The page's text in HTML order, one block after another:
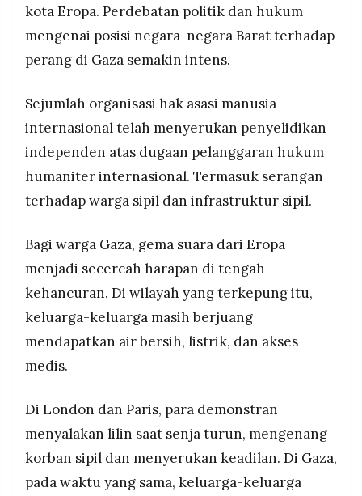
kota Eropa. Perdebatan politik dan hukum
mengenai posisi negara-negara Barat terhadap
perang di Gaza semakin intens.
Sejumlah organisasi hak asasi manusia
internasional telah menyerukan penyelidikan
independen atas dugaan pelanggaran hukum
humaniter internasional. Termasuk serangan
terhadap warga sipil dan infrastruktur sipil.
Bagi warga Gaza, gema suara dari Eropa
menjadi secercah harapan di tengah
kehancuran. Di wilayah yang terkepung itu,
keluarga-keluarga masih berjuang
mendapatkan air bersih, listrik, dan akses
medis.
Di London dan Paris, para demonstran
menyalakan lilin saat senja turun, mengenang
korban sipil dan menyerukan keadilan. Di Gaza,
pada waktu yang sama, keluarga-keluarga